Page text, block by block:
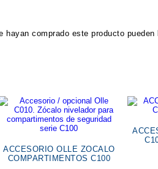
hayan comprado este producto pueden
ACCESORIO OLLE ZOCALO
COMPARTIMENTOS C100